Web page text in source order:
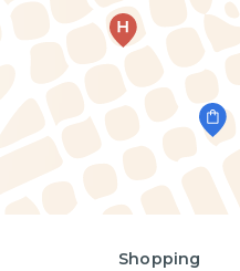
Shopping